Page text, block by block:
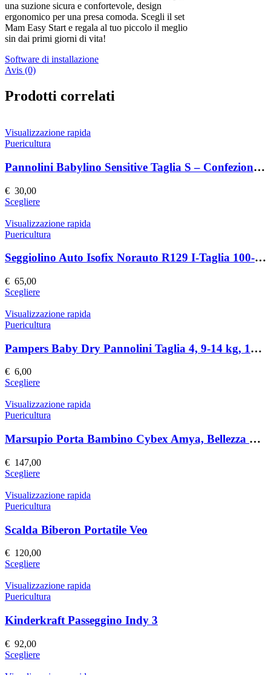
una suzione sicura e confortevole, design
ergonomico per una presa comoda. Scegli il set
Mam Easy Start e regala al tuo piccolo il meglio
sin dai primi giorni di vita!
Software di installazione
Avis (0)
Prodotti correlati
Visualizzazione rapida
Puericultura
Pannolini Babylino Sensitive Taglia S – Confezione da 30
€ 30,00
ScegliereQuesto
ha
più
Le
scelte
nella
pagina
del
prodotto
Visualizzazione rapida
Puericultura
Seggiolino Auto Isofix Norauto R129 I-Taglia 100-150 cm
€ 65,00
ScegliereQuesto
ha
più
Le
opzioni
scelte
nella
pagina
del
prodotto
Visualizzazione rapida
Puericultura
Pampers Baby Dry Pannolini Taglia 4, 9-14 kg, 174 Pannolini
€ 6,00
ScegliereQuesto
ha
più
Le
opzioni
possono
essere
scelte
nella
pagina
del
prodotto
Visualizzazione rapida
Puericultura
Marsupio Porta Bambino Cybex Amya, Bellezza Nera
€ 147,00
ScegliereQuesto
ha
più
Le
opzioni
possono
scelte
nella
pagina
del
prodotto
Visualizzazione rapida
Puericultura
Scalda Biberon Portatile Veo
€ 120,00
ScegliereQuesto
ha
più
Le
opzioni
scelte
nella
Visualizzazione rapida
Puericultura
Kinderkraft Passeggino Indy 3
€ 92,00
ScegliereQuesto